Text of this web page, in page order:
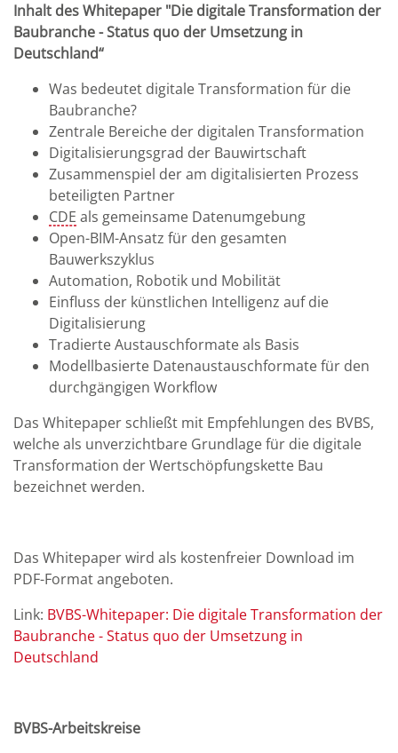
Inhalt des Whitepaper "Die digitale Transformation der
Baubranche - Status quo der Umsetzung in
Deutschland“
Was bedeutet digitale Transformation für die
Baubranche?
Zentrale Bereiche der digitalen Transformation
Digitalisierungsgrad der Bauwirtschaft
Zusammenspiel der am digitalisierten Prozess
beteiligten Partner
CDE als gemeinsame Datenumgebung
Open-BIM-Ansatz für den gesamten
Bauwerkszyklus
Automation, Robotik und Mobilität
Einfluss der künstlichen Intelligenz auf die
Digitalisierung
Tradierte Austauschformate als Basis
Modellbasierte Datenaustauschformate für den
durchgängigen Workflow
Das Whitepaper schließt mit Empfehlungen des BVBS,
welche als unverzichtbare Grundlage für die digitale
Transformation der Wertschöpfungskette Bau
bezeichnet werden.
Das Whitepaper wird als kostenfreier Download im
PDF-Format angeboten.
Link: BVBS-Whitepaper: Die digitale Transformation der
Baubranche - Status quo der Umsetzung in
Deutschland
BVBS-Arbeitskreise